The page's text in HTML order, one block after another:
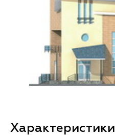
Характеристики